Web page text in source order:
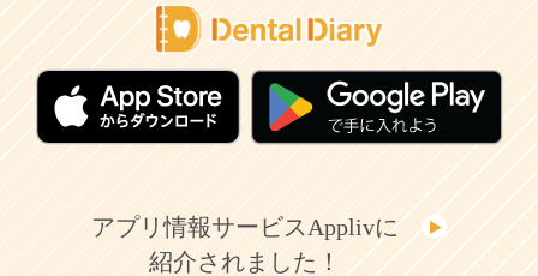
アプリ情報サービスApplivに
紹介されました！